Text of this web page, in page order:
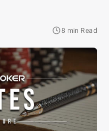
8 min Read